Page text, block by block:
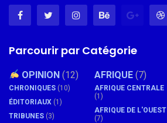
Parcourir par Catégorie
OPINION (12)
CHRONIQUES (10)
ÉDITORIAUX (1)
TRIBUNES (3)
AFRIQUE (7)
AFRIQUE CENTRALE
(1)
AFRIQUE DE L'OUEST
(7)